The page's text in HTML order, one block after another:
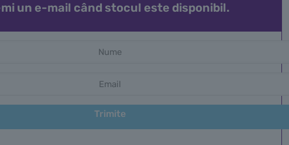
un e-mail când stocul este disponibil.
Trimite